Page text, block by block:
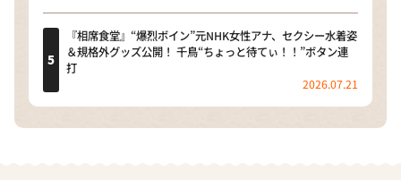
『相席食堂』“爆烈ボイン”元NHK女性アナ、セクシー水着姿
＆規格外グッズ公開！ 千鳥“ちょっと待てぃ！！”ボタン連
打
2026.07.21